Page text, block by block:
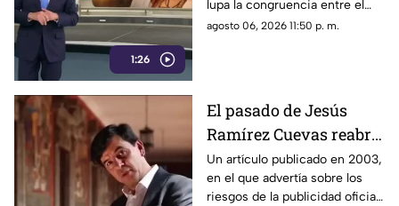
1:26
lupa la congruencia entre el
discurso de austeridad
agosto 06, 2026 11:50 p. m.
El pasado de Jesús
Ramírez Cuevas reabre
el debate sobre la
censura
Un artículo publicado en 2003,
en el que advertía sobre los
riesgos de la publicidad oficial